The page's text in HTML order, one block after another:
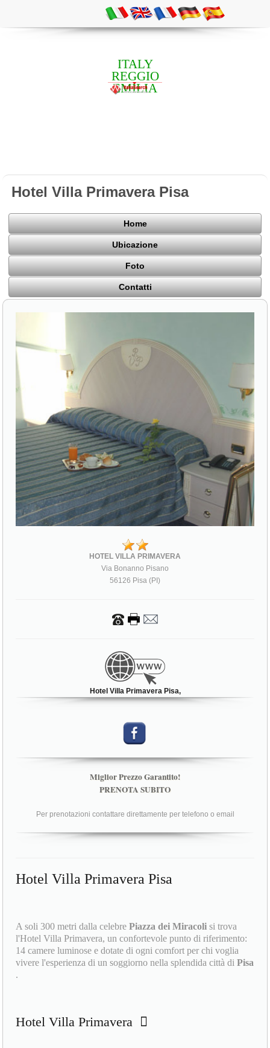
ITALY
REGGIO
EMILIA
Hotel Villa Primavera Pisa
Home
Ubicazione
Foto
Contatti
HOTEL VILLA PRIMAVERA
Via Bonanno Pisano
56126 Pisa (PI)
Hotel Villa Primavera Pisa,
Miglior Prezzo Garantito!
PRENOTA SUBITO
Per prenotazioni contattare direttamente per telefono o email
Hotel Villa Primavera Pisa
A soli 300 metri dalla celebrePiazza dei Miracoli si trova
l'Hotel Villa Primavera, un confortevole punto di riferimento:
14 camere luminose e dotate di ogni comfort per chi voglia
vivere l'esperienza di un soggiorno nella splendida città diPisa
.
Hotel Villa Primavera